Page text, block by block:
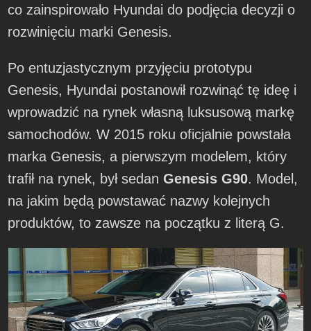
co zainspirowało Hyundai do podjęcia decyzji o
rozwinięciu marki Genesis.
Po entuzjastycznym przyjęciu prototypu
Genesis, Hyundai postanowił rozwinąć tę ideę i
wprowadzić na rynek własną luksusową markę
samochodów. W 2015 roku oficjalnie powstała
marka Genesis, a pierwszym modelem, który
trafił na rynek, był sedanGenesis G90. Model,
na jakim będą powstawać nazwy kolejnych
produktów, to zawsze na początku z literą G.